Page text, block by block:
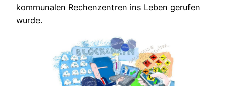
kommunalen Rechenzentren ins Leben gerufen
wurde.